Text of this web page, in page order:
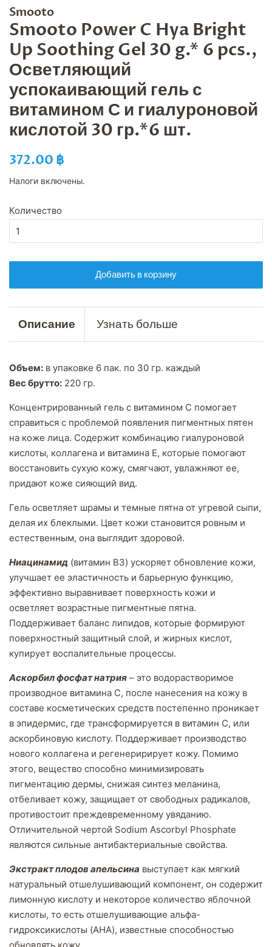
Smooto
Smooto Power C Hya Bright
Up Soothing Gel 30 g.* 6 pcs.,
Осветляющий
успокаивающий гель с
витамином С и гиалуроновой
кислотой 30 гр.*6 шт.
Обычная
372.00 ฿
скидкой
Налоги включены.
Количество
Добавить в корзину
Описание Узнать больше
Объем: в упаковке 6 пак. по 30 гр. каждый
Вес брутто: 220 гр.
Концентрированный гель с витамином С помогает
справиться с проблемой появления пигментных пятен
на коже лица. Содержит комбинацию гиалуроновой
кислоты, коллагена и витамина Е, которые помогают
восстановить сухую кожу, смягчают, увлажняют ее,
придают коже сияющий вид.
Гель осветляет шрамы и темные пятна от угревой сыпи,
делая их блеклыми. Цвет кожи становится ровным и
естественным, она выглядит здоровой.
Ниацинамид (витамин B3) ускоряет обновление кожи,
улучшает ее эластичность и барьерную функцию,
эффективно выравнивает поверхность кожи и
осветляет возрастные пигментные пятна.
Поддерживает баланс липидов, которые формируют
поверхностный защитный слой, и жирных кислот,
купирует воспалительные процессы.
Аскорбил фосфат натрия – это водорастворимое
производное витамина С, после нанесения на кожу в
составе косметических средств постепенно проникает
в эпидермис, где трансформируется в витамин С, или
аскорбиновую кислоту. Поддерживает производство
нового коллагена и регенеририрует кожу. Помимо
этого, вещество способно минимизировать
пигментацию дермы, снижая синтез меланина,
отбеливает кожу, защищает от свободных радикалов,
противостоит преждевременному увяданию.
Отличительной чертой Sodium Ascorbyl Phosphate
являются сильные антибактериальные свойства.
Экстракт плодов апельсина выступает как мягкий
натуральный отшелушивающий компонент, он содержит
лимонную кислоту и некоторое количество яблочной
кислоты, то есть отшелушивающие альфа-
гидроксикислоты (AHA), известные способностью